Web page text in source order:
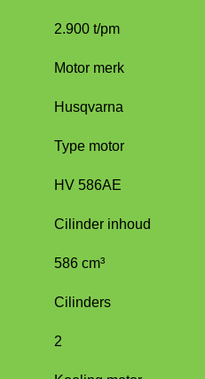
2.900 t/pm
Motor merk
Husqvarna
Type motor
HV 586AE
Cilinder inhoud
586 cm³
Cilinders
2